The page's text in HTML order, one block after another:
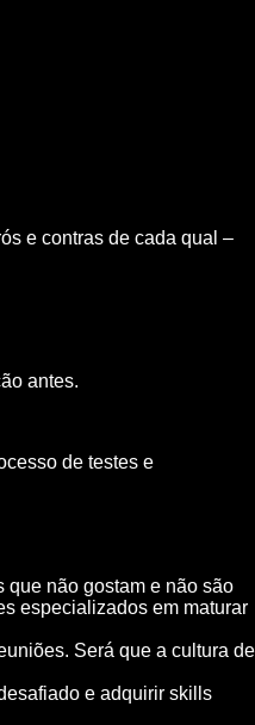
e contras de cada qual –
antes.
de testes e
que não gostam e não são
especializados em maturar
Será que a cultura de
e adquirir skills